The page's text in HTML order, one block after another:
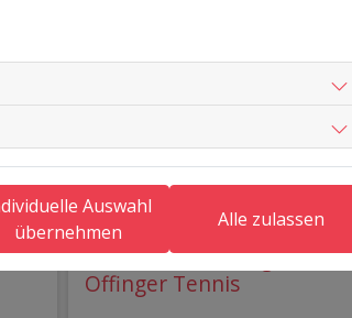
Historischer Erfolg für das
Offinger Tennis
Auswahl
übernehmen
Alle zulassen